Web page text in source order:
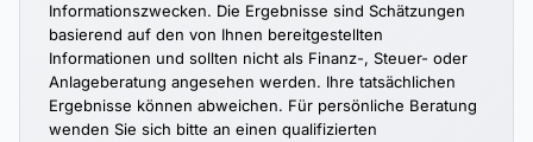
Informationszwecken. Die Ergebnisse sind Schätzungen
basierend auf den von Ihnen bereitgestellten
Informationen und sollten nicht als Finanz-, Steuer- oder
Anlageberatung angesehen werden. Ihre tatsächlichen
Ergebnisse können abweichen. Für persönliche Beratung
wenden Sie sich bitte an einen qualifizierten